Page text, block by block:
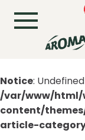
Notice: Undefined
/var/www/html/
content/
article-